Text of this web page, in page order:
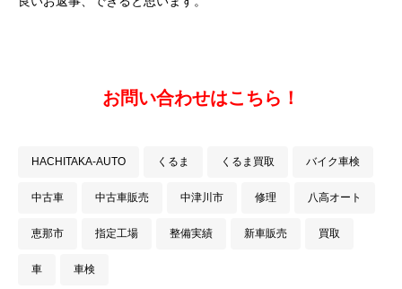
お問い合わせはこちら！
HACHITAKA-AUTO くるま くるま買取 バイク車検
中古車 中古車販売 中津川市 修理 八高オート
恵那市 指定工場 整備実績 新車販売 買取
車 車検